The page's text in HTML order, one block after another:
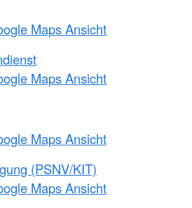
Maps Ansicht
Maps Ansicht
Maps Ansicht
(PSNV/KIT)
Maps Ansicht